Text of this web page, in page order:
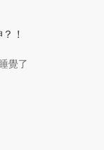
！
覺了